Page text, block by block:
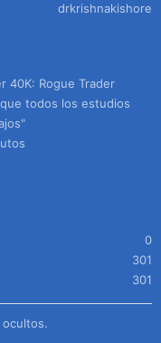
drkrishnakishore
40K: Rogue Trader
todos los estudios
0
301
301